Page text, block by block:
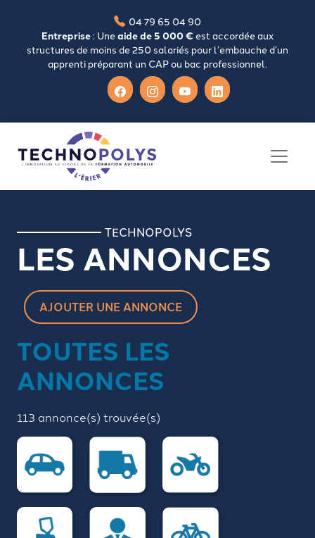
04 79 65 04 90
Entreprise: Uneaide de 5 000 € est accordée aux
structures de moins de 250 salariés pour l’embauche d’un
apprenti préparant un CAP ou bac professionnel.
TECHNOPOLYS
LES ANNONCES
AJOUTER UNE ANNONCE
TOUTES LES
ANNONCES
113 annonce(s) trouvée(s)